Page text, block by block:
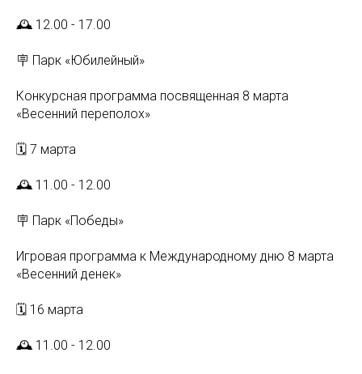
🕰 12.00 - 17.00
🪧 Парк «Юбилейный»
Конкурсная программа посвященная 8 марта
«Весенний переполох»
🗓 7 марта
🕰 11.00 - 12.00
🪧 Парк «Победы»
Игровая программа к Международному дню 8 марта
«Весенний денек»
🗓 16 марта
🕰 11.00 - 12.00